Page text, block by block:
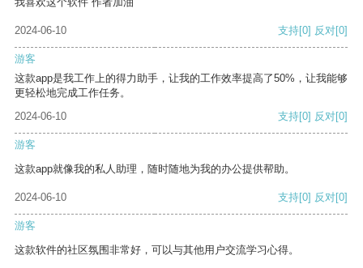
2024-06-10 支持[0] 反对[0]
游客
这款app是我工作上的得力助手，让我的工作效率提高了50%，让我能够
更轻松地完成工作任务。
2024-06-10
支持[0] 反对[0]
游客
这款app就像我的私人助理，随时随地为我的办公提供帮助。
2024-06-10 支持[0] 反对[0]
游客
这款软件的社区氛围非常好，可以与其他用户交流学习心得。